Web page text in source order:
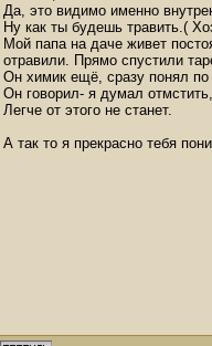
Да, это видимо именно
Ну как ты будешь травить.(
Мой папа на даче живет
отравили. Прямо спустили
Он химик ещё, сразу понял по
Он говорил- я думал
Легче от этого не станет.
А так то я прекрасно тебя